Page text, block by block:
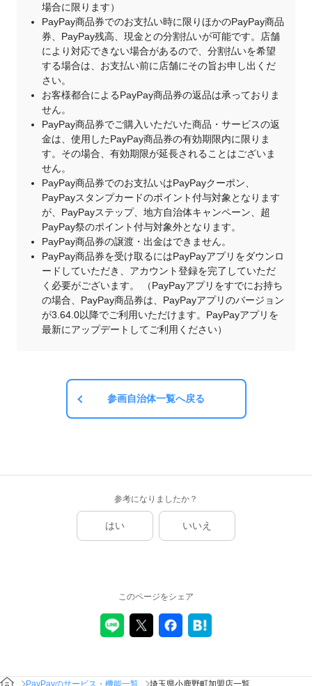
場合に限ります）
PayPay商品券でのお支払い時に限りほかのPayPay商品
券、PayPay残高、現金との分割払いが可能です。店舗
により対応できない場合があるので、分割払いを希望
する場合は、お支払い前に店舗にその旨お申し出くだ
さい。
お客様都合によるPayPay商品券の返品は承っておりま
せん。
PayPay商品券でご購入いただいた商品・サービスの返
金は、使用したPayPay商品券の有効期限内に限りま
す。その場合、有効期限が延長されることはございま
せん。
PayPay商品券でのお支払いはPayPayクーポン、
PayPayスタンプカードのポイント付与対象となります
が、PayPayステップ、地方自治体キャンペーン、超
PayPay祭のポイント付与対象外となります。
PayPay商品券の譲渡・出金はできません。
PayPay商品券を受け取るにはPayPayアプリをダウンロ
ードしていただき、アカウント登録を完了していただ
く必要がございます。 （PayPayアプリをすでにお持ち
の場合、PayPay商品券は、PayPayアプリのバージョン
が3.64.0以降でご利用いただけます。PayPayアプリを
最新にアップデートしてご利用ください）
参画自治体一覧へ戻る
参考になりましたか？
はい いいえ
このページをシェア
PayPayのサービス・機能一覧 埼玉県小鹿野町加盟店一覧